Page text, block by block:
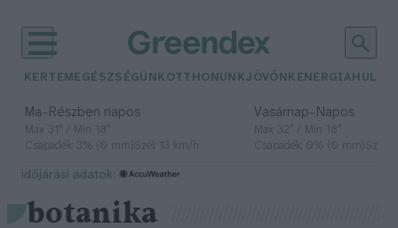
KERTEM EGÉSZSÉGÜNK OTTHONUNKJÖVŐNK ENERGIA
Ma– Részben napos
Max 31° / Min 18°
Csapadék: 3% (0 mm)Szél: 13 km/h
Vasárnap– Napos
Max 32° / Min 18°
Csapadék: 0% (0 mm)Szél:
időjárási adatok:
botanika